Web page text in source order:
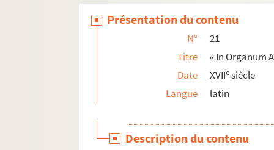
45. Musique manuscrite. Airs de danse :
51. Volume d'antiphonaire de la cathédrale de
52-55. Propre du temps pour la cathédrale
56. Psautier de la cathédrale de Mirepoix
Présentation du contenu
N°
21
Titre
« In Organum
Date
XVIIesiècle
Langue
latin
Description du contenu